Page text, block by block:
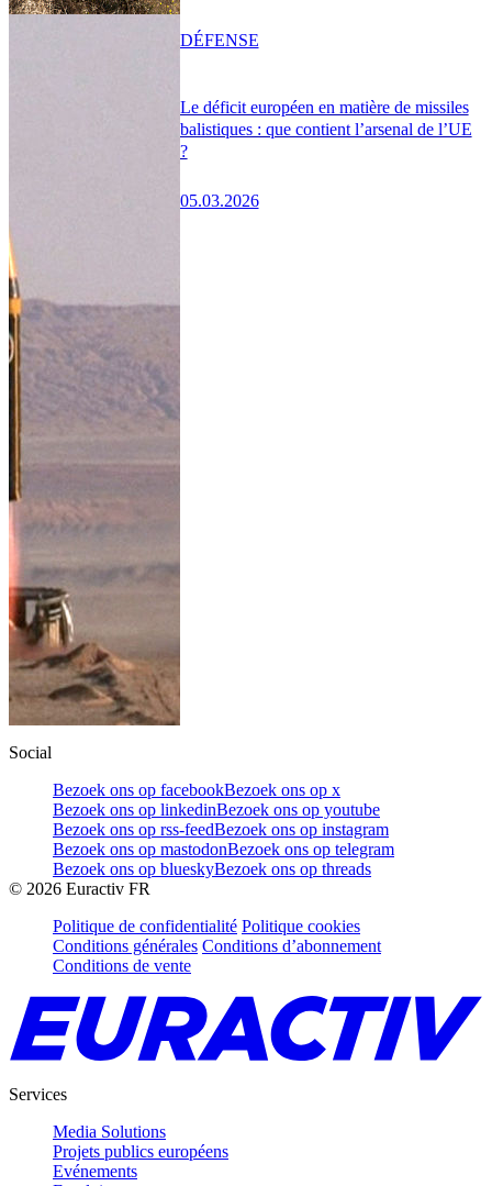
Le déficit européen en matière de missiles
balistiques : que contient l’arsenal de l’UE
?
05.03.2026
DÉFENSE
Social
Bezoek ons op facebookBezoek ons op x
Bezoek ons op linkedinBezoek ons op youtube
Bezoek ons op rss-feedBezoek ons op instagram
Bezoek ons op mastodonBezoek ons op telegram
Bezoek ons op blueskyBezoek ons op threads
© 2026 Euractiv FR
Politique de confidentialité Politique cookies
Conditions générales Conditions d’abonnement
Conditions de vente
Services
Media Solutions
Projets publics européens
Evénements